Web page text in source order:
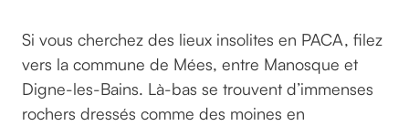
Si vous cherchez des lieux insolites en PACA, filez
vers la commune de Mées, entre Manosque et
Digne-les-Bains. Là-bas se trouvent d’immenses
rochers dressés comme des moines en